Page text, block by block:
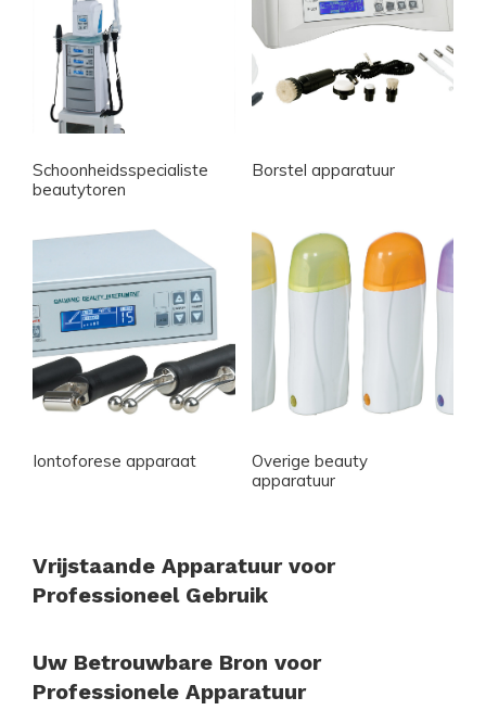
Schoonheidsspecialiste
beautytoren
Borstel apparatuur
Iontoforese apparaat
Overige beauty
apparatuur
Vrijstaande Apparatuur voor
Professioneel Gebruik
Uw Betrouwbare Bron voor
Professionele Apparatuur